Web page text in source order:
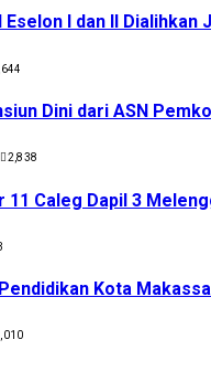
Eselon I dan II Dialihkan
Dini dari ASN
2,838
Caleg Dapil 3
Kota